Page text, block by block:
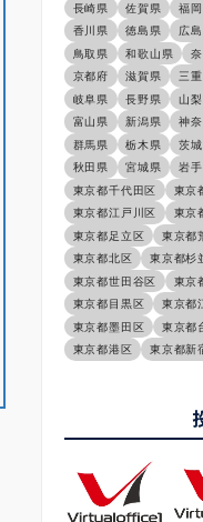
長崎県
佐賀県 福
香川県
徳島県 広
鳥取県
和歌山県
京都府
滋賀県 三
岐阜県
長野県 山
富山県
新潟県 神
群馬県
栃木県 茨
秋田県
宮城県 岩
東京都千代田区
東京
東京都江戸川区
東京
東京都足立区
東京都
東京都北区
東京都杉
東京都世田谷区
東京
東京都目黒区
東京都
東京都墨田区
東京都
東京都港区
東京都新